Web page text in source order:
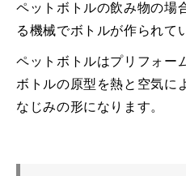
ペットボトルの飲み物の場
る機械でボトルが作られて
ペットボトルはプリフォー
ボトルの原型を熱と空気に
なじみの形になります。